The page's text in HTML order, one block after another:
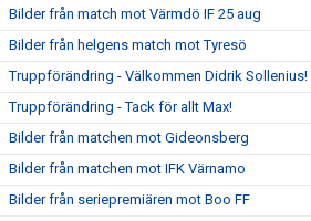
Bilder från match mot Värmdö IF 25 aug
Bilder från helgens match mot Tyresö
Truppförändring - Välkommen Didrik Sollenius!
Truppförändring - Tack för allt Max!
Bilder från matchen mot Gideonsberg
Bilder från matchen mot IFK Värnamo
Bilder från seriepremiären mot Boo FF